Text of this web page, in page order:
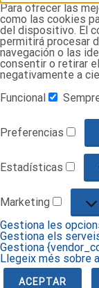
Para ofrecer las
como las cookies
del dispositivo. El
permitirá procesar
navegación o las
consentir o retirar
negativamente a
Funcional
Preferencias
Estadísticas
Marketing
Gestiona les
Gestiona els
Gestiona
Llegeix més sobre
ACEPTAR